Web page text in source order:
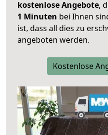
kostenlose Angebote,
1 Minuten bei Ihnen
ist, dass all dies zu
angeboten werden.
Kostenlose